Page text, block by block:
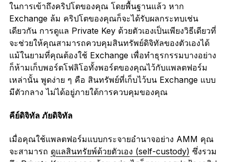
ในการเข้าถึงคริปโตของคุณ โดยพื้นฐานแล้ว หาก
Exchange ล้ม คริปโตของคุณก็จะได้รับผลกระทบเช่น
เดียวกัน การดูแล Private Key ด้วยตัวเองเป็นเพียงวิธีเดียวที่
จะช่วยให้คุณสามารถควบคุมสินทรัพย์ดิจิทัลของตัวเองได้
แม้ในยามที่คุณต้องใช้ Exchange เพื่อทำธุรกรรมบางอย่าง
ก็ห้ามเก็บพอร์ตโฟลิโอทั้งพอร์ตของคุณไว้กับแพลตฟอร์ม
เหล่านั้น พูดง่าย ๆ คือ สินทรัพย์ที่เก็บไว้บน Exchange แบบ
มีตัวกลาง ไม่ได้อยู่ภายใต้การควบคุมของคุณ
คีย์ดิจิทัล ภัยดิจิทัล
เมื่อคุณใช้แพลตฟอร์มแบบกระจายอำนาจอย่าง AMM คุณ
จะสามารถ ดูแลสินทรัยพ์ด้วยตัวเอง (self-custody) ซึ่งรวม